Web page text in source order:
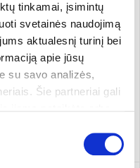
tinkamai, įsimintų
svetainės naudojimą
aktualesnį turinį bei
apie jūsų
su savo analizės,
Šie partneriai gali
sutinkate.
arba atšaukti
aliejus su augaliniu
Organic Beauty
€/l
€